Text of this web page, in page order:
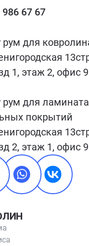
986 67 67
для
1, этаж 2, офис 9
для
покрытий
2, этаж 1, офис 9